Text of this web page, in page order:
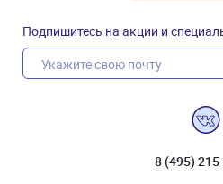
Подпишитесь на акции и
8 (495)